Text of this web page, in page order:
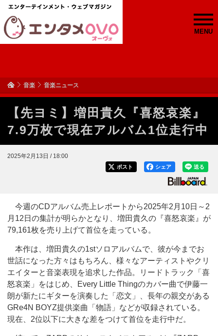
MENU
音楽 音楽ニュース
【先ヨミ】増田貴久『喜怒哀楽』
7.9万枚で現在アルバム1位走行中
2025年2月13日 / 18:00
送る
シェア
ポスト
今週のCDアルバム売上レポートから2025年2月10日～2
月12日の集計が明らかとなり、増田貴久の『喜怒哀楽』が
79,161枚を売り上げて首位を走っている。
本作は、増田貴久の1stソロアルバムで、彼が今までお
世話になった方々はもちろん、様々なアーティストやクリ
エイターと音楽表現を追求した作品。リードトラック「喜
怒哀楽」をはじめ、Every Little Thingのカバー曲で伊藤一
朗が新たにギターを演奏した「恋文」、長年の親交がある
GRe4N BOYZ提供楽曲「物語」などが収録されている。
現在、2位以下に大きな差をつけて首位を走行中だ。